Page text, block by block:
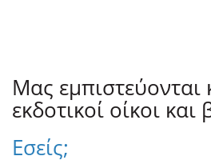
Μας εμπιστεύονται
εκδοτικοί οίκοι και
Εσείς;